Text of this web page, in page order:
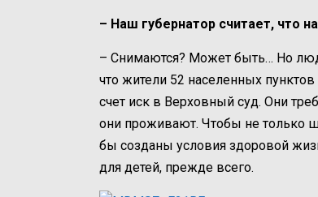
– Наш губернатор считает, что
– Снимаются? Может быть… Но
что жители 52 населенных
счет иск в Верховный суд. Они
они проживают. Чтобы не только
бы созданы условия здоровой
для детей, прежде всего.